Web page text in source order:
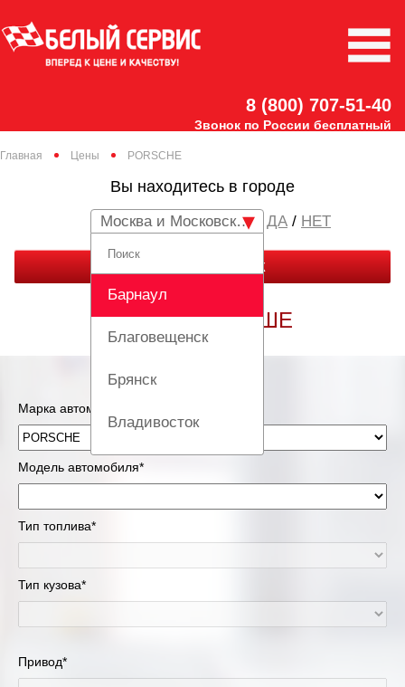
8 (800) 707-51-40
Звонок по России бесплатный
Главная Цены PORSCHE
Вы находитесь в городе
Москва и Московская область
Барнаул
Благовещенск
Брянск
Владивосток
Вологда
Екатеринбург
Красноярск
/ НЕТ
ЗАКАЗАТЬ ЗВОНОК
РЕМОНТ ПОРШЕ
Марка автомобиля*
Модель автомобиля*
Тип топлива*
Тип кузова*
Привод*